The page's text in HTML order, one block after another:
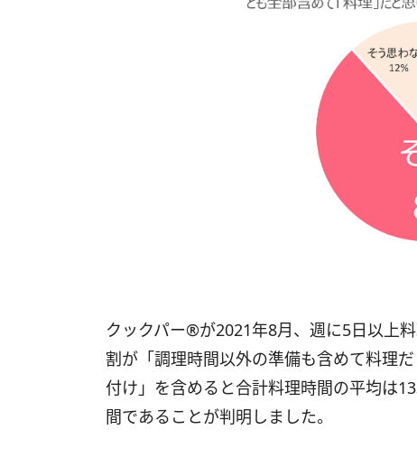
クックパー®が2021年8月、週に5日以上
割が「調理時間以外の準備も含めて料理
付け」を含めると合計料理時間の平均は
間であることが判明しました。